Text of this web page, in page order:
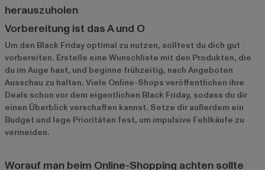
herauszuholen
Vorbereitung ist das A und O
Um den Black Friday optimal zu nutzen, solltest du dich gut
vorbereiten. Erstelle eine Wunschliste mit den Produkten, die
du im Auge hast, und beginne frühzeitig, nach Angeboten
Ausschau zu halten. Viele Online-Shops veröffentlichen ihre
Deals schon vor dem eigentlichen Black Friday, sodass du dir
einen Überblick verschaffen kannst. Setze dir außerdem ein
Budget und lege Prioritäten fest, um impulsive Fehlkäufe zu
vermeiden.
Worauf man beim Online-Shopping achten sollte